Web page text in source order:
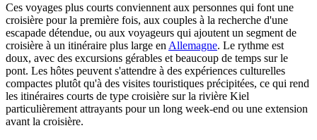
Ces voyages plus courts conviennent aux personnes qui font une
croisière pour la première fois, aux couples à la recherche d'une
escapade détendue, ou aux voyageurs qui ajoutent un segment de
croisière à un itinéraire plus large en Allemagne. Le rythme est
doux, avec des excursions gérables et beaucoup de temps sur le
pont. Les hôtes peuvent s'attendre à des expériences culturelles
compactes plutôt qu'à des visites touristiques précipitées, ce qui rend
les itinéraires courts de type croisière sur la rivière Kiel
particulièrement attrayants pour un long week-end ou une extension
avant la croisière.